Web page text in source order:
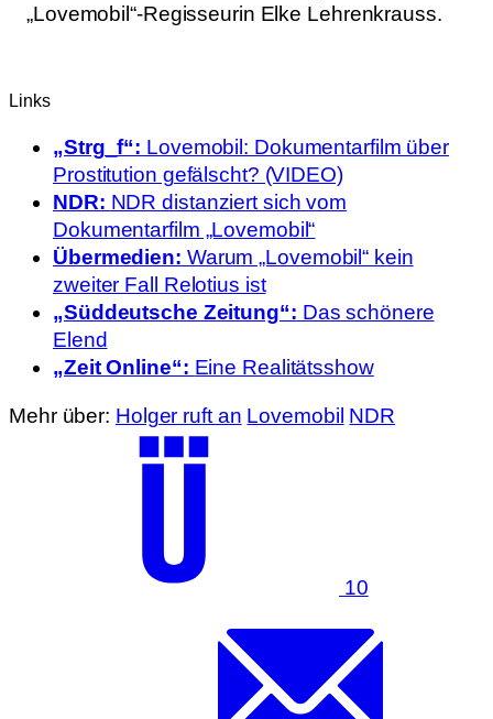
„Lovemobil“-Regisseurin Elke Lehrenkrauss.
Links
„Strg_f“: Lovemobil: Dokumentarfilm über
Prostitution gefälscht? (VIDEO)
NDR: NDR distanziert sich vom
Dokumentarfilm „Lovemobil“
Übermedien: Warum „Lovemobil“ kein
zweiter Fall Relotius ist
„Süddeutsche Zeitung“: Das schönere
Elend
„Zeit Online“: Eine Realitätsshow
Mehr über: Holger ruft an Lovemobil NDR
10